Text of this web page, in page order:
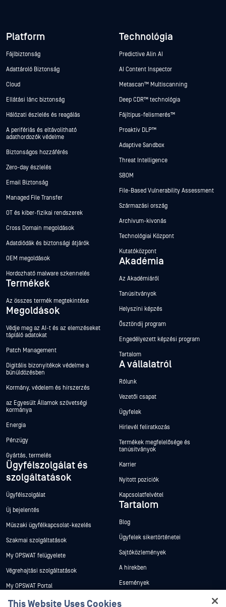
Platform
Fájlbiztonság
Adattároló Biztonság
Cloud
Ellátási lánc biztonság
Hálózati észlelés és reagálás
A perifériás és eltávolítható
adathordozók védelme
Biztonságos hozzáférés
Zero-day észlelés
Email Biztonság
Managed File Transfer
OT és kiber-fizikai rendszerek
Cross Domain megoldások
Adatdiódák és biztonsági átjárók
OEM megoldások
Hordozható malware szkennelés
Termékek
Az összes termék megtekintése
Megoldások
Védje meg az AI-t és az elemzéseket
tápláló adatokat
Patch Management
Digitális bizonyítékok védelme a
bűnüldözésben
Kormány, védelem és hírszerzés
az Egyesült Államok szövetségi
kormánya
Energia
Pénzügy
Gyártás, termelés
Ügyfélszolgálat és
szolgáltatások
Ügyfélszolgálat
Új bejelentés
Műszaki ügyfélkapcsolat-kezelés
Szakmai szolgáltatások
My OPSWAT felügyelete
Végrehajtási szolgáltatások
My OPSWAT Portal
Műszaki dokumentáció
Technológia
Predictive Alin AI
AI Content Inspector
Metascan™ Multiscanning
Deep CDR™ technológia
Fájltípus-felismerés™
Proaktív DLP™
Adaptive Sandbox
Threat Intelligence
SBOM
File-Based Vulnerability Assessment
Származási ország
Archívum-kivonás
Technológiai Központ
Kutatóközpont
Akadémia
Az Akadémiáról
Tanúsítványok
Helyszíni képzés
Ösztöndíj program
Engedélyezett képzési program
Tartalom
A vállalatról
Rólunk
Vezetői csapat
Ügyfelek
Hírlevél feliratkozás
Termékek megfelelősége és
tanúsítványok
Karrier
Nyitott pozíciók
Kapcsolatfelvétel
Tartalom
Blog
Ügyfelek sikertörténetei
Sajtóközlemények
A hírekben
Események
This Website Uses Cookies